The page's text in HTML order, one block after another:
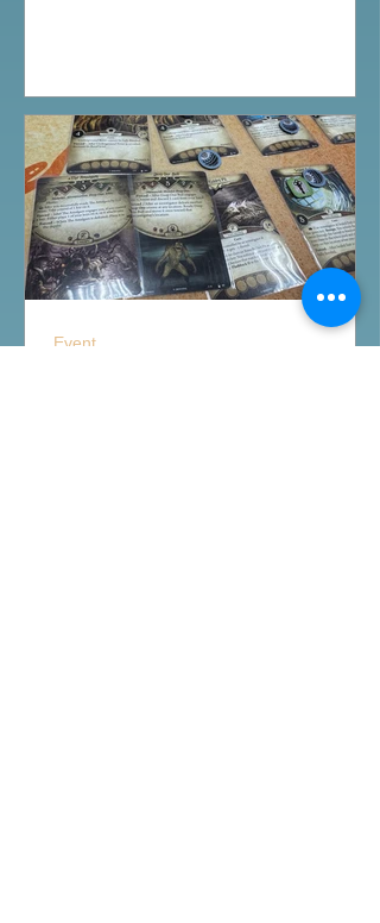
Starter Set 07-09 Order Now from our
online shop:
https://www.allonboardhk.com/shop All
On Board HK Boardgames Retail Shop
Room 1611, Global Gateway Tower, 63
Wing Hong Street
Event